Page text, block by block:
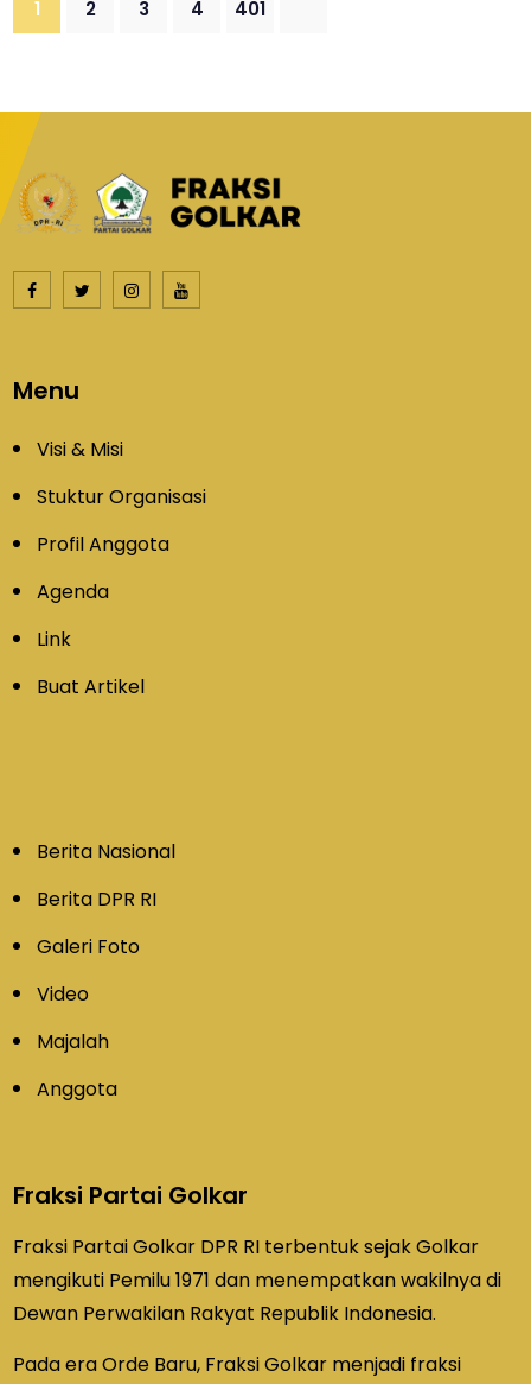
1 2 3 4 401
Menu
Visi & Misi
Stuktur Organisasi
Profil Anggota
Agenda
Link
Buat Artikel
Berita Nasional
Berita DPR RI
Galeri Foto
Video
Majalah
Anggota
Fraksi Partai Golkar
Fraksi Partai Golkar DPR RI terbentuk sejak Golkar
mengikuti Pemilu 1971 dan menempatkan wakilnya di
Dewan Perwakilan Rakyat Republik Indonesia.
Pada era Orde Baru, Fraksi Golkar menjadi fraksi